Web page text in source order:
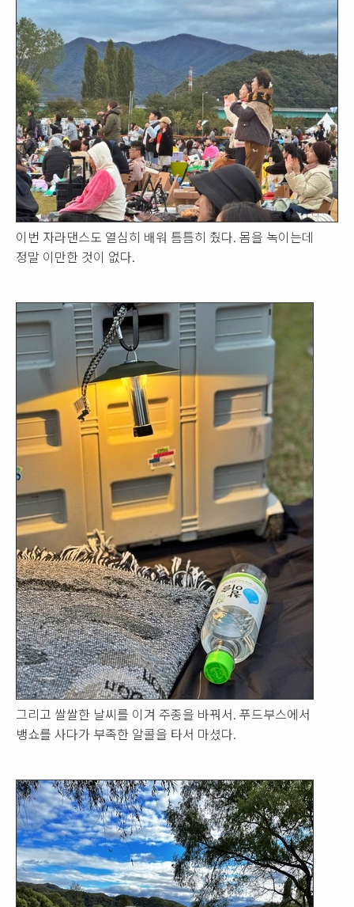
이번 자라댄스도 열심히 배워 틈틈히 췄다. 몸을 녹이는데
정말 이만한 것이 없다.
그리고 쌀쌀한 날씨를 이겨 주종을 바꿔서. 푸드부스에서
뱅쇼를 사다가 부족한 알콜을 타서 마셨다.